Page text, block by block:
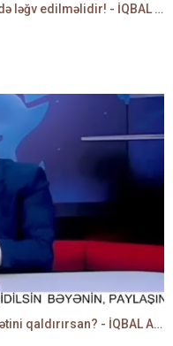
Qaza, işığa qoyulan limit mütləq şəkildə ləğv edilməlidir! - İQBAL AĞAZADƏ
Sən kimsən ki, benzinin, çörəyin qiymətini qaldırırsan? - İQBAL AĞAZADƏ